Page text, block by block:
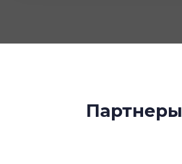
Партнеры